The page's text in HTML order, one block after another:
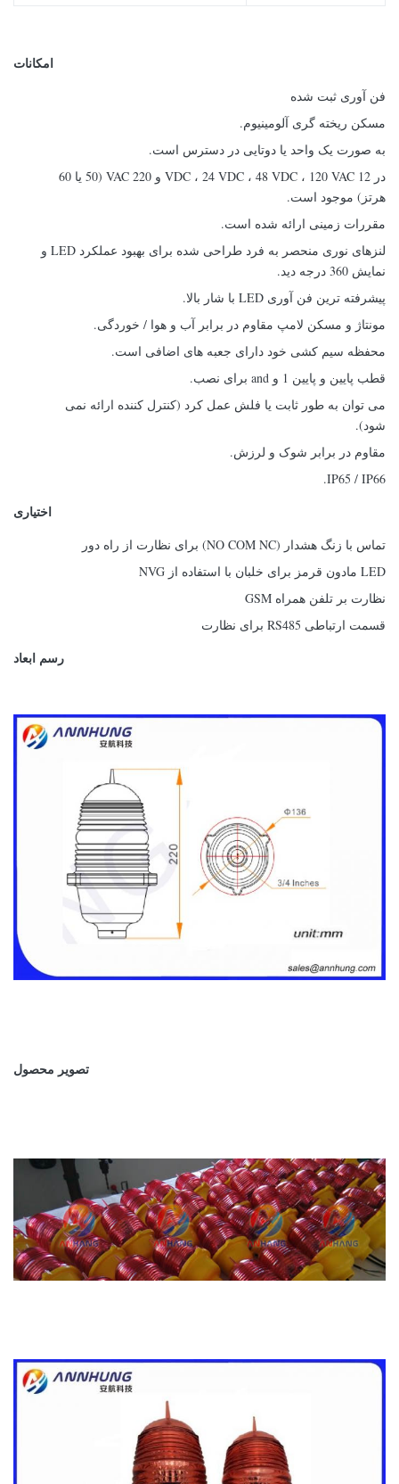
امکانات
فن آوری ثبت شده
مسکن ریخته گری آلومینیوم.
به صورت یک واحد یا دوتایی در دسترس است.
در 12 VDC ، 24 VDC ، 48 VDC ، 120 VAC و 220 VAC (50 یا 60
هرتز) موجود است.
مقررات زمینی ارائه شده است.
لنزهای نوری منحصر به فرد طراحی شده برای بهبود عملکرد LED و
نمایش 360 درجه دید.
پیشرفته ترین فن آوری LED با شار بالا.
مونتاژ و مسکن لامپ مقاوم در برابر آب و هوا / خوردگی.
محفظه سیم کشی خود دارای جعبه های اضافی است.
قطب پایین و پایین 1 و and برای نصب.
می توان به طور ثابت یا فلش عمل کرد (کنترل کننده ارائه نمی
شود).
مقاوم در برابر شوک و لرزش.
IP65 / IP66.
اختیاری
تماس با زنگ هشدار (NO COM NC) برای نظارت از راه دور
LED مادون قرمز برای خلبان با استفاده از NVG
نظارت بر تلفن همراه GSM
قسمت ارتباطی RS485 برای نظارت
رسم ابعاد
تصویر محصول